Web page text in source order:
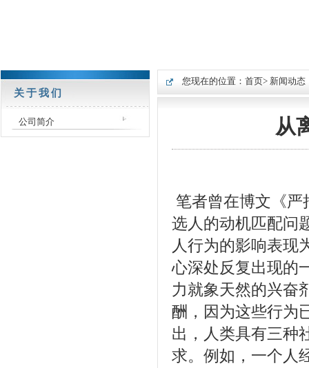
关于我们
公司简介
您现在的位置： 首页> 新闻动态
从
笔者曾在博文《
选人的动机匹配问
人行为的影响表现
心深处反复出现的
力就象天然的兴奋
酬，因为这些行为
出，人类具有三种
求。例如，一个人